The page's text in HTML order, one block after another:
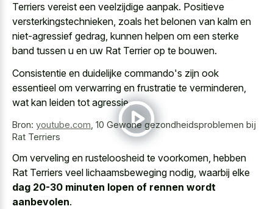
Terriers vereist een veelzijdige aanpak. Positieve
versterkingstechnieken, zoals het belonen van kalm en
niet-agressief gedrag, kunnen helpen om een sterke
band tussen u en uw Rat Terrier op te bouwen.
Consistentie en duidelijke commando's zijn ook
essentieel om verwarring en frustratie te verminderen,
wat kan leiden tot agressie.
Bron: youtube.com 10 Gewone gezondheidsproblemen bij
Rat Terriers
Om verveling en rusteloosheid te voorkomen, hebben
Rat Terriers veel lichaamsbeweging nodig, waarbij elke
dag 20-30 minuten lopen of rennen wordt
aanbevolen.